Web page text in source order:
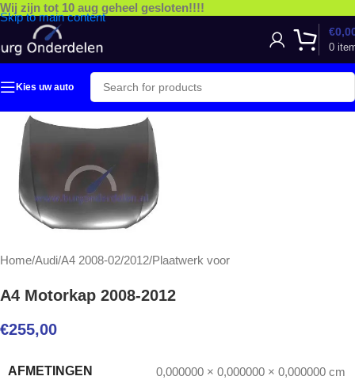
Skip to main content
Wij zijn tot 10 aug geheel gesloten!!!!
0
€
Kies uw auto
Home/Audi/A4 2008-02/2012/Plaatwerk voor
A4 Motorkap 2008-2012
€255,00
AFMETINGEN 0,000000 × 0,000000 × 0,000000 cm